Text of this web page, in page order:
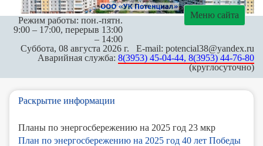
Меню сайта
Режим работы: пон.-пятн.
9:00 – 17:00, перерыв 13:00
– 14:00
Суббота, 08 августа 2026 г. E-mail: potencial38@yandex.ru
Аварийная служба: 8(3953) 45-04-44, 8(3953) 44-76-80
(круглосуточно)
Раскрытие информации
Планы по энергосбережению на 2025 год 23 мкр
План по энергосбережению на 2025 год 40 лет Победы